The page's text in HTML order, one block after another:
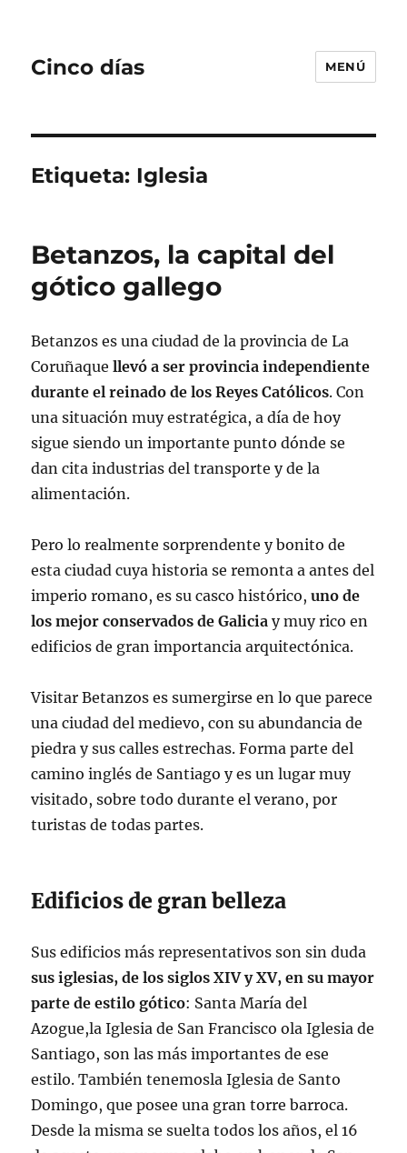
Cinco días MENÚ
Etiqueta: Iglesia
Betanzos, la capital del
gótico gallego
Betanzos es una ciudad de la provincia de La
Coruñaquellevó a ser provincia independiente
durante el reinado de los Reyes Católicos. Con
una situación muy estratégica, a día de hoy
sigue siendo un importante punto dónde se
dan cita industrias del transporte y de la
alimentación.
Pero lo realmente sorprendente y bonito de
esta ciudad cuya historia se remonta a antes del
imperio romano, es su casco histórico,uno de
los mejor conservados de Galicia y muy rico en
edificios de gran importancia arquitectónica.
Visitar Betanzos es sumergirse en lo que parece
una ciudad del medievo, con su abundancia de
piedra y sus calles estrechas. Forma parte del
camino inglés de Santiago y es un lugar muy
visitado, sobre todo durante el verano, por
turistas de todas partes.
Edificios de gran belleza
Sus edificios más representativos son sin duda
sus iglesias, de los siglos XIV y XV, en su mayor
parte de estilo gótico: Santa María del
Azogue,la Iglesia de San Francisco ola Iglesia de
Santiago, son las más importantes de ese
estilo. También tenemosla Iglesia de Santo
Domingo, que posee una gran torre barroca.
Desde la misma se suelta todos los años, el 16